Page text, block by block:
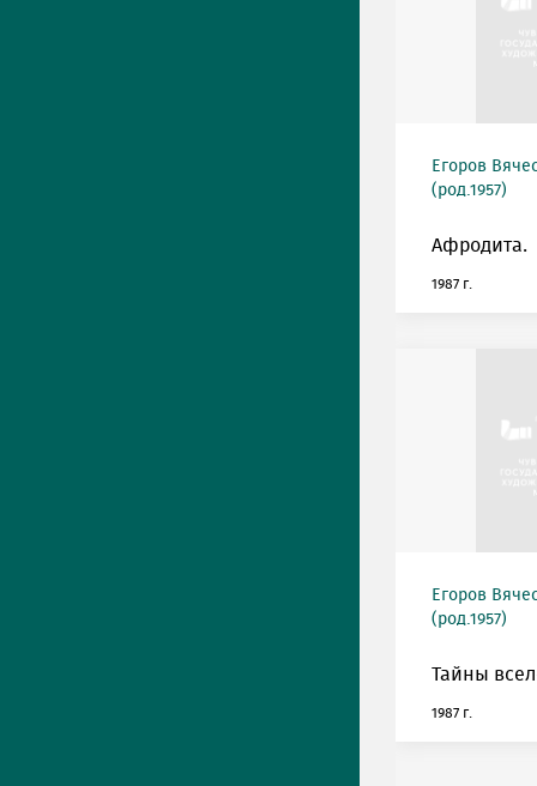
Егоров
(род.1957)
Афродита.
1987 г.
Егоров
(род.1957)
Тайны
1987 г.